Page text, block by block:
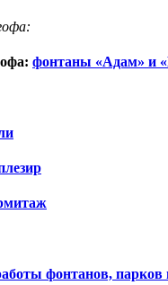
фонтаны «Адам» и
фонтанов,